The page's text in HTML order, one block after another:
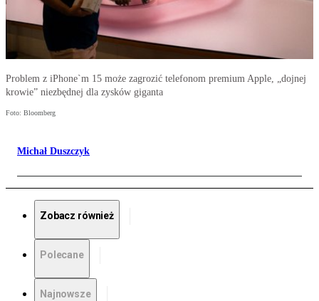
Problem z iPhone`m 15 może zagrozić telefonom premium Apple, „dojnej
krowie” niezbędnej dla zysków giganta
Foto: Bloomberg
Michał Duszczyk
Zobacz również
Polecane
Najnowsze